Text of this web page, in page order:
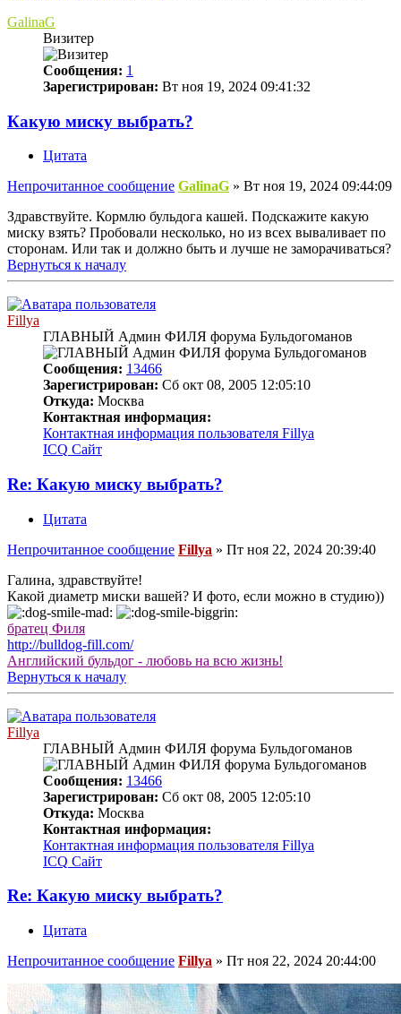
GalinaG
Визитер
Сообщения: 1
Зарегистрирован: Вт ноя 19, 2024 09:41:32
Какую миску выбрать?
Цитата
Непрочитанное сообщение GalinaG » Вт ноя 19, 2024 09:44:09
Здравствуйте. Кормлю бульдога кашей. Подскажите какую
миску взять? Пробовали несколько, но из всех вываливает по
сторонам. Или так и должно быть и лучше не заморачиваться?
Вернуться к началу
Fillya
ГЛАВНЫЙ Админ ФИЛЯ форума Бульдогоманов
Сообщения: 13466
Зарегистрирован: Сб окт 08, 2005 12:05:10
Откуда: Москва
Контактная информация:
Контактная информация пользователя Fillya
ICQ Сайт
Re: Какую миску выбрать?
Цитата
Непрочитанное сообщение Fillya » Пт ноя 22, 2024 20:39:40
Галина, здравствуйте!
Какой диаметр миски вашей? И фото, если можно в студию))
братец Филя
http://bulldog-fill.com/
Английский бульдог - любовь на всю жизнь!
Вернуться к началу
Fillya
ГЛАВНЫЙ Админ ФИЛЯ форума Бульдогоманов
Сообщения: 13466
Зарегистрирован: Сб окт 08, 2005 12:05:10
Откуда: Москва
Контактная информация:
Контактная информация пользователя Fillya
ICQ Сайт
Re: Какую миску выбрать?
Цитата
Непрочитанное сообщение Fillya » Пт ноя 22, 2024 20:44:00